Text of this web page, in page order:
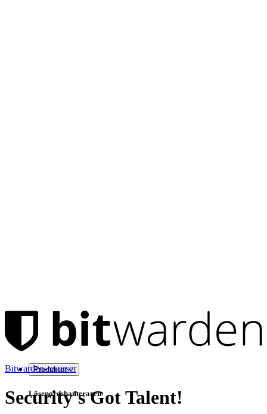
Produkter
Lösenordshanteraren
Bitwarden-resurser
Security's Got Talent!